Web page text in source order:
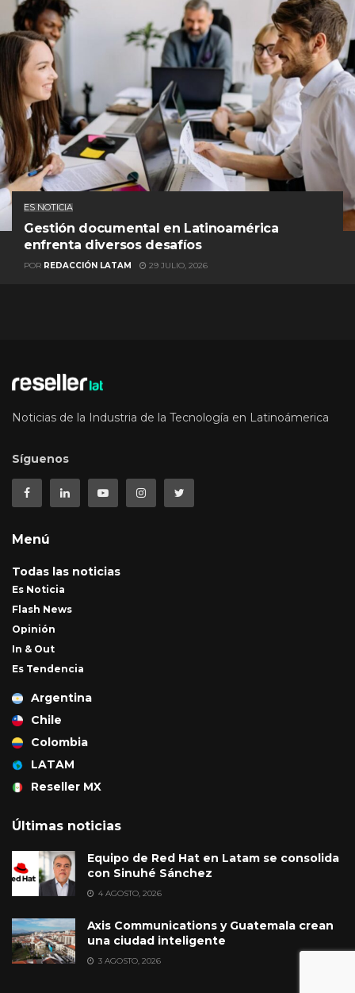
ES NOTICIA
Gestión documental en Latinoamérica
enfrenta diversos desafíos
POR REDACCIÓN LATAM 29 JULIO, 2026
Noticias de la Industria de la Tecnología en Latinoámerica
Síguenos
Menú
Todas las noticias
Es Noticia
Flash News
Opinión
In & Out
Es Tendencia
Argentina
Chile
Colombia
LATAM
Reseller MX
Últimas noticias
Equipo de Red Hat en Latam se consolida
con Sinuhé Sánchez
4 AGOSTO, 2026
Axis Communications y Guatemala crean
una ciudad inteligente
3 AGOSTO, 2026